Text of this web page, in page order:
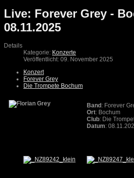
Live: Forever Grey -
08.11.2025
Details
Kategorie: Konzerte
Veröffentlicht: 09. November 2025
Konzert
Forever Grey
Die Trompete Bochum
Band : Forever
Ort: Bochum
Club: Die
Datum: